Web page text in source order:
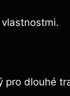
pro dlouhé